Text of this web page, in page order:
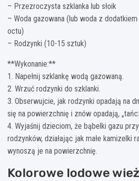
– Przezroczysta szklanka lub słoik
– Woda gazowana (lub woda z
octu)
– Rodzynki (10-15 sztuk)
**Wykonanie:**
1. Napełnij szklankę wodą gazowaną.
2. Wrzuć rodzynki do szklanki.
3. Obserwujcie, jak rodzynki opadają na
się na powierzchnię i znów opadają,
4. Wyjaśnij dzieciom, że bąbelki gazu
rodzynków, działając jak małe kamizelki
wynoszą je na powierzchnię.
Kolorowe lodowe